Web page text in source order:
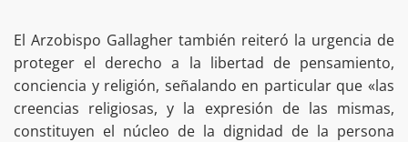
El Arzobispo Gallagher también reiteró la urgencia de
proteger el derecho a la libertad de pensamiento,
conciencia y religión, señalando en particular que «las
creencias religiosas, y la expresión de las mismas,
constituyen el núcleo de la dignidad de la persona